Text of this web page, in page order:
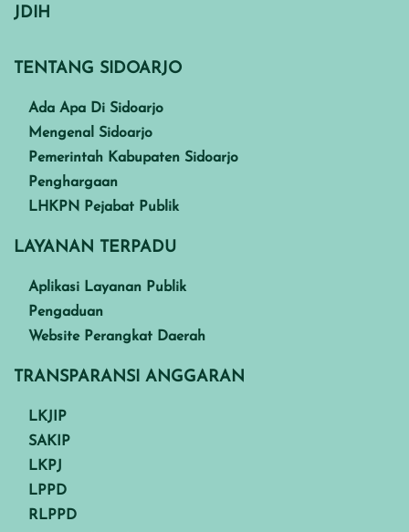
JDIH
TENTANG SIDOARJO
Ada Apa Di Sidoarjo
Mengenal Sidoarjo
Pemerintah Kabupaten Sidoarjo
Penghargaan
LHKPN Pejabat Publik
LAYANAN TERPADU
Aplikasi Layanan Publik
Pengaduan
Website Perangkat Daerah
TRANSPARANSI ANGGARAN
LKJIP
SAKIP
LKPJ
LPPD
RLPPD